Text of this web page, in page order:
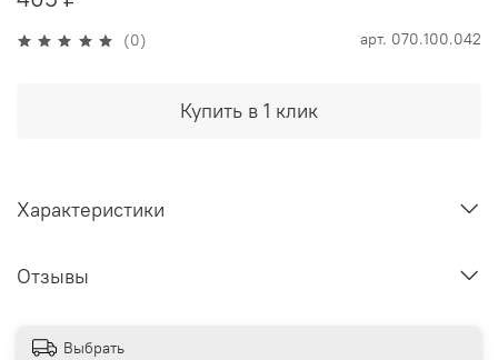
(0) арт. 070.100.042
Купить в 1 клик
Характеристики
Отзывы
Выбрать